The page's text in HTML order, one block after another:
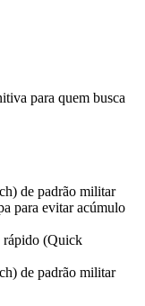
para quem busca
de padrão militar
para evitar acúmulo
rápido (Quick
de padrão militar